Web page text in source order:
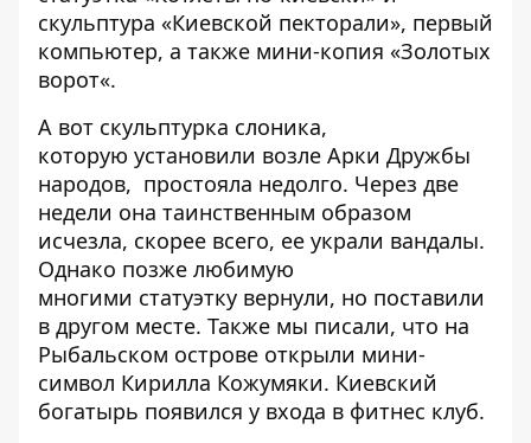
скульптура «Киевской пекторали», первый
компьютер, а также мини-копия «Золотых
ворот«.
А вот скульптурка слоника,
которую установили возле Арки Дружбы
народов, простояла недолго. Через две
недели она таинственным образом
исчезла, скорее всего, ее украли вандалы.
Однако позже любимую
многими статуэтку вернули, но поставили
в другом месте. Также мы писали, что на
Рыбальском острове открыли мини-
символ Кирилла Кожумяки. Киевский
богатырь появился у входа в фитнес клуб.